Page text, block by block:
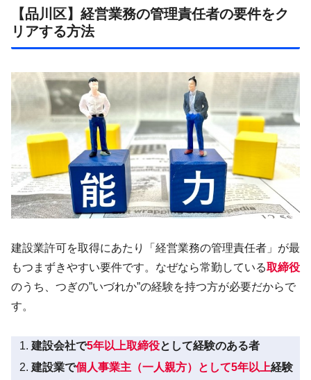
【品川区】経営業務の管理責任者の要件をク
リアする方法
建設業許可を取得にあたり「経営業務の管理責任者」が最
もつまずきやすい要件です。なぜなら常勤している取締役
のうち、つぎの”いづれか”の経験を持つ方が必要だからで
す。
建設会社で5年以上取締役として経験のある者
建設業で個人事業主（一人親方）として5年以上経験